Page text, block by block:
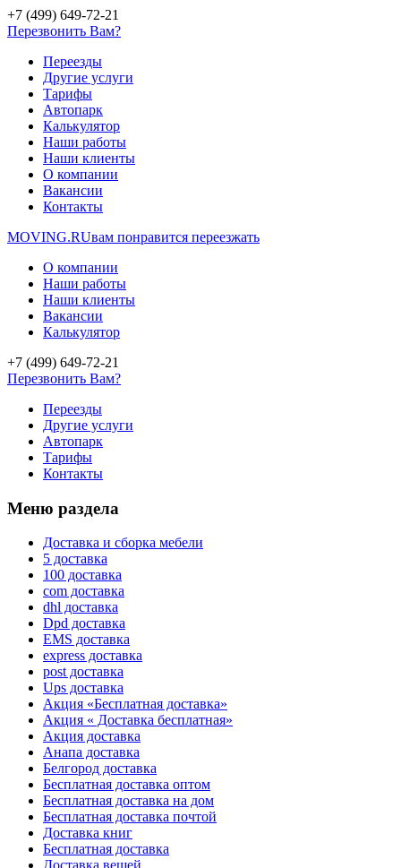
+7 (499) 649-72-21
Перезвонить Вам?
Переезды
Другие услуги
Тарифы
Автопарк
Калькулятор
Наши работы
Наши клиенты
О компании
Вакансии
Контакты
MOVING.RUвам понравится переезжать
О компании
Наши работы
Наши клиенты
Вакансии
Калькулятор
+7 (499) 649-72-21
Перезвонить Вам?
Переезды
Другие услуги
Автопарк
Тарифы
Контакты
Меню раздела
Доставка и сборка мебели
5 доставка
100 доставка
com доставка
dhl доставка
Dpd доставка
EMS доставка
express доставка
post доставка
Ups доставка
Акция «Бесплатная доставка»
Акция « Доставка бесплатная»
Акция доставка
Анапа доставка
Белгород доставка
Бесплатная доставка оптом
Бесплатная доставка на дом
Бесплатная доставка почтой
Доставка книг
Бесплатная доставка